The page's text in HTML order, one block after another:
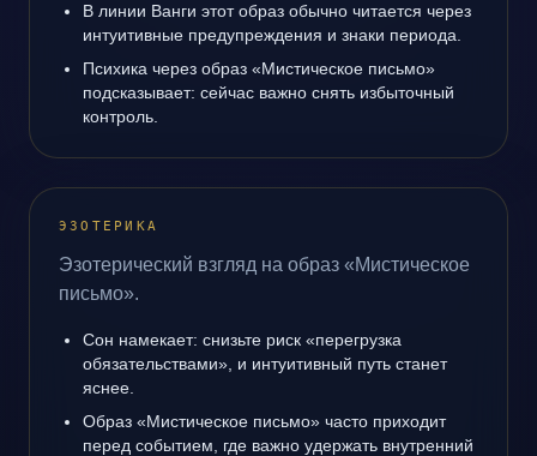
В линии Ванги этот образ обычно читается через
интуитивные предупреждения и знаки периода.
Психика через образ «Мистическое письмо»
подсказывает: сейчас важно снять избыточный
контроль.
ЭЗОТЕРИКА
Эзотерический взгляд на образ «Мистическое
письмо».
Сон намекает: снизьте риск «перегрузка
обязательствами», и интуитивный путь станет
яснее.
Образ «Мистическое письмо» часто приходит
перед событием, где важно удержать внутренний